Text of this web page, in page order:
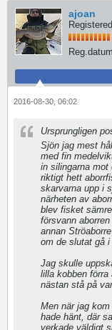
ajoan
2016-08-30, 06:02
Ursprungligen
Sjön jag mest
med fin
in silingarna mot
riktigt hett
skarvarna upp i
närheten av
blev fisket
försvann
annan
om de slutat gå i
Jag skulle
lilla kobben
nästan stå på
Men när jag
hade hänt, där
verkade väldigt